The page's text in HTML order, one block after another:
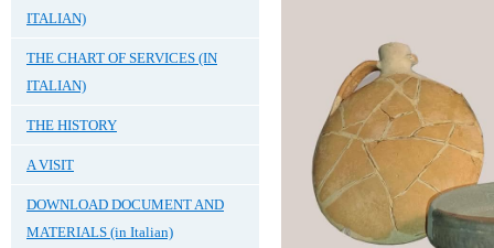
ITALIAN)
THE CHART OF SERVICES (IN
ITALIAN)
THE HISTORY
A VISIT
DOWNLOAD DOCUMENT AND
MATERIALS (in Italian)